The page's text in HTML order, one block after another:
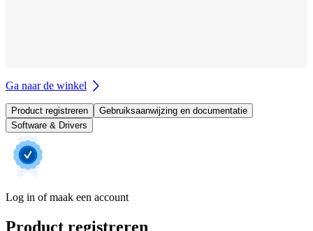
Ga naar de winkel
Product registreren
Gebruiksaanwijzing en documentatie
Software & Drivers
Log in of maak een account
Product registreren